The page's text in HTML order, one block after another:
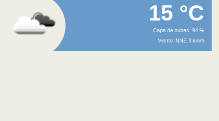
15 °C
Capa de nubes: 94 %
Viento: NNE 3 km/h